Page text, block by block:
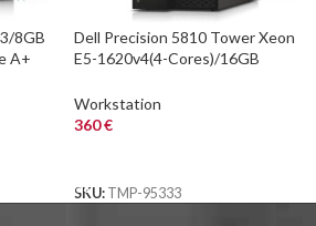
8GB
A+
Dell Precision 5810 Tower Xeon
E5-1620v4(4-Cores)/16GB
Grade A+ Workstat
Workstation
360€
SKU: TMP-95333